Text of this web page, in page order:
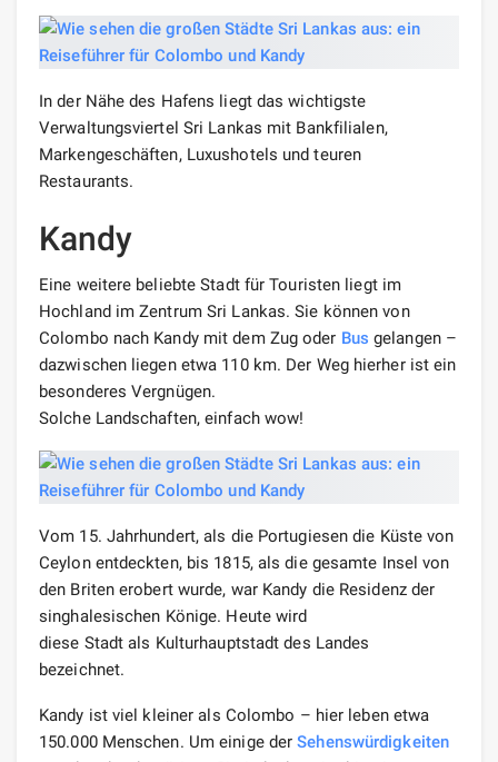
In der Nähe des Hafens liegt das wichtigste
Verwaltungsviertel Sri Lankas mit Bankfilialen,
Markengeschäften, Luxushotels und teuren
Restaurants.
Kandy
Eine weitere beliebte Stadt für Touristen liegt im
Hochland im Zentrum Sri Lankas. Sie können von
Colombo nach Kandy mit dem Zug oder Bus gelangen –
dazwischen liegen etwa 110 km. Der Weg hierher ist ein
besonderes Vergnügen.
Solche Landschaften, einfach wow!
Vom 15. Jahrhundert, als die Portugiesen die Küste von
Ceylon entdeckten, bis 1815, als die gesamte Insel von
den Briten erobert wurde, war Kandy die Residenz der
singhalesischen Könige. Heute wird
diese Stadt als Kulturhauptstadt des Landes
bezeichnet.
Kandy ist viel kleiner als Colombo – hier leben etwa
150.000 Menschen. Um einige derSehenswürdigkeiten